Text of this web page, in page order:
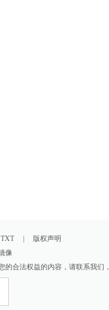
TXT
版权声明
像
合法权益的内容，请联系我们